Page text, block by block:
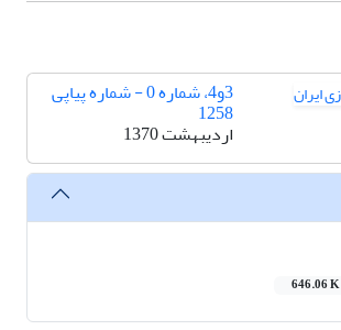
3و4، شماره 0 - شماره پیاپی
1258
اردیبهشت 1370
646.06 K